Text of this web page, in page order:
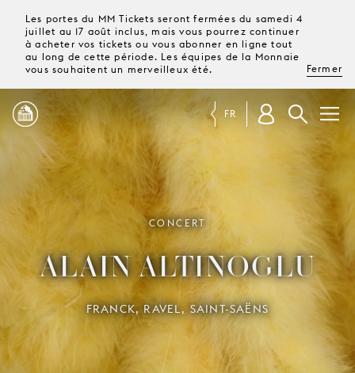
Les portes du MM Tickets seront fermées du samedi 4
juillet au 17 août inclus, mais vous pourrez continuer
à acheter vos tickets ou vous abonner en ligne tout
au long de cette période. Les équipes de la Monnaie
vous souhaitent un merveilleux été.
Fermer
MAGAZINE
TICKETS &
ABONNEMENTS
VOTRE
VISITE
FR
CONCERT
ALAIN ALTINOGLU
FRANCK, RAVEL, SAINT-SAËNS